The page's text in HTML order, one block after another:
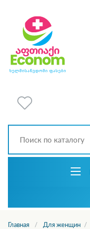
Главная Для женщин